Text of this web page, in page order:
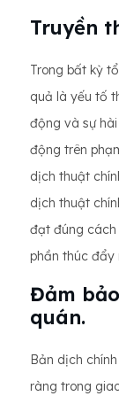
Truyền
Trong bất kỳ
quả là yếu tố
động và sự
động trên
dịch thuật
dịch thuật
đạt đúng cách
phần thúc đẩy
Đảm
quán.
Bản dịch
ràng trong